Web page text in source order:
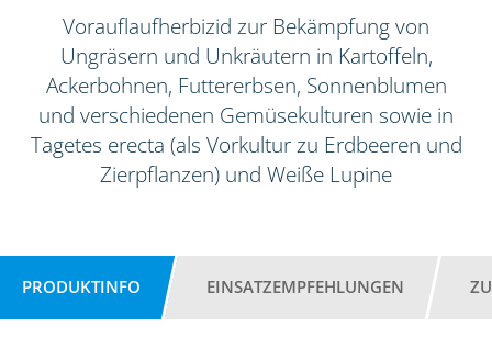
Vorauflaufherbizid zur Bekämpfung von
Ungräsern und Unkräutern in Kartoffeln,
Ackerbohnen, Futtererbsen, Sonnenblumen
und verschiedenen Gemüsekulturen sowie in
Tagetes erecta (als Vorkultur zu Erdbeeren und
Zierpflanzen) und Weiße Lupine
PRODUKTINFO EINSATZEMPFEHLUNGEN